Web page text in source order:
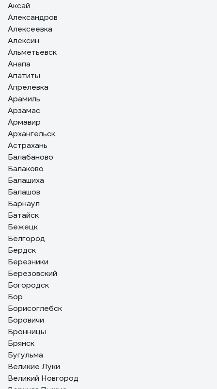
Аксай
Александров
Алексеевка
Алексин
Альметьевск
Анапа
Апатиты
Апрелевка
Арамиль
Арзамас
Армавир
Архангельск
Астрахань
Балабаново
Балаково
Балашиха
Балашов
Барнаул
Батайск
Бежецк
Белгород
Бердск
Березники
Березовский
Богородск
Бор
Борисоглебск
Боровичи
Бронницы
Брянск
Бугульма
Великие Луки
Великий Новгород